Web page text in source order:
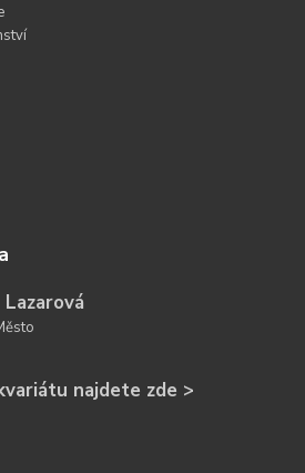
najdete zde >